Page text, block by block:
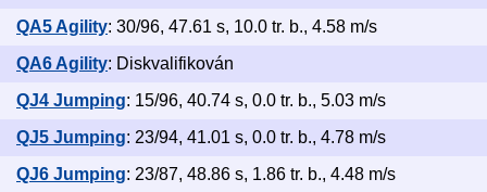
QA5 Agility: 30/96, 47.61 s, 10.0 tr. b., 4.58 m/s
QA6 Agility: Diskvalifikován
QJ4 Jumping: 15/96, 40.74 s, 0.0 tr. b., 5.03 m/s
QJ5 Jumping: 23/94, 41.01 s, 0.0 tr. b., 4.78 m/s
QJ6 Jumping: 23/87, 48.86 s, 1.86 tr. b., 4.48 m/s